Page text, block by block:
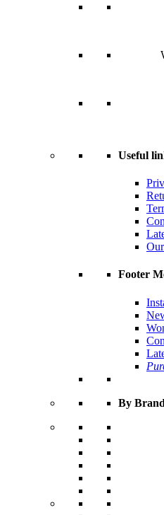
Useful
Footer
By